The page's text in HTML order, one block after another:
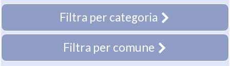
Filtra per categoria
Filtra per comune